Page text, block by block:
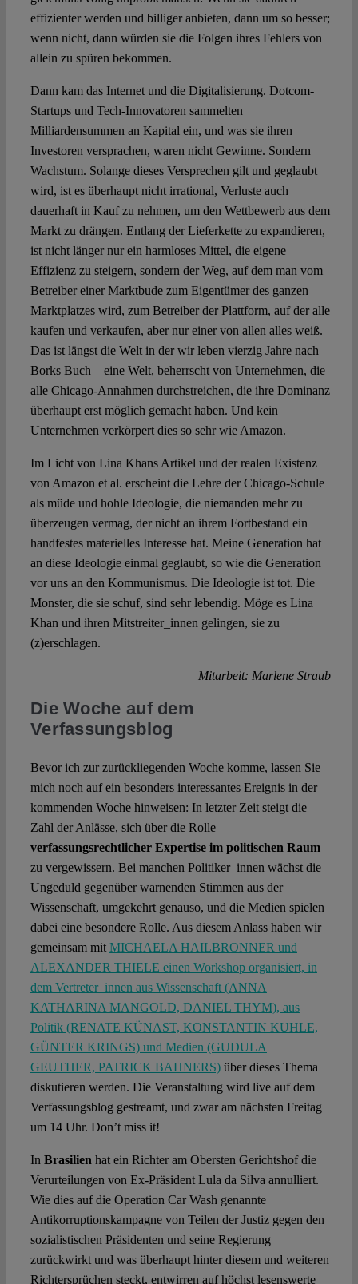
effizienter werden und billiger anbieten, dann um so besser;
wenn nicht, dann würden sie die Folgen ihres Fehlers von
allein zu spüren bekommen.
Dann kam das Internet und die Digitalisierung. Dotcom-
Startups und Tech-Innovatoren sammelten
Milliardensummen an Kapital ein, und was sie ihren
Investoren versprachen, waren nicht Gewinne. Sondern
Wachstum. Solange dieses Versprechen gilt und geglaubt
wird, ist es überhaupt nicht irrational, Verluste auch
dauerhaft in Kauf zu nehmen, um den Wettbewerb aus dem
Markt zu drängen. Entlang der Lieferkette zu expandieren,
ist nicht länger nur ein harmloses Mittel, die eigene
Effizienz zu steigern, sondern der Weg, auf dem man vom
Betreiber einer Marktbude zum Eigentümer des ganzen
Marktplatzes wird, zum Betreiber der Plattform, auf der alle
kaufen und verkaufen, aber nur einer von allen alles weiß.
Das ist längst die Welt in der wir leben vierzig Jahre nach
Borks Buch – eine Welt, beherrscht von Unternehmen, die
alle Chicago-Annahmen durchstreichen, die ihre Dominanz
überhaupt erst möglich gemacht haben. Und kein
Unternehmen verkörpert dies so sehr wie Amazon.
Im Licht von Lina Khans Artikel und der realen Existenz
von Amazon et al. erscheint die Lehre der Chicago-Schule
als müde und hohle Ideologie, die niemanden mehr zu
überzeugen vermag, der nicht an ihrem Fortbestand ein
handfestes materielles Interesse hat. Meine Generation hat
an diese Ideologie einmal geglaubt, so wie die Generation
vor uns an den Kommunismus. Die Ideologie ist tot. Die
Monster, die sie schuf, sind sehr lebendig. Möge es Lina
Khan und ihren Mitstreiter_innen gelingen, sie zu
(z)erschlagen.
Mitarbeit: Marlene Straub
Die Woche auf dem
Verfassungsblog
Bevor ich zur zurückliegenden Woche komme, lassen Sie
mich noch auf ein besonders interessantes Ereignis in der
kommenden Woche hinweisen: In letzter Zeit steigt die
Zahl der Anlässe, sich über die Rolle
verfassungsrechtlicher Expertise im politischen Raum
zu vergewissern. Bei manchen Politiker_innen wächst die
Ungeduld gegenüber warnenden Stimmen aus der
Wissenschaft, umgekehrt genauso, und die Medien spielen
dabei eine besondere Rolle. Aus diesem Anlass haben wir
gemeinsam mit MICHAELA HAILBRONNER und
ALEXANDER THIELE einen Workshop organisiert, in
dem Vertreter_innen aus Wissenschaft (ANNA
KATHARINA MANGOLD, DANIEL THYM), aus
Politik (RENATE KÜNAST, KONSTANTIN KUHLE,
GÜNTER KRINGS) und Medien (GUDULA
GEUTHER, PATRICK BAHNERS)über dieses Thema
diskutieren werden. Die Veranstaltung wird live auf dem
Verfassungsblog gestreamt, und zwar am nächsten Freitag
um 14 Uhr. Don’t miss it!
In Brasilien hat ein Richter am Obersten Gerichtshof die
Verurteilungen von Ex-Präsident Lula da Silva annulliert.
Wie dies auf die Operation Car Wash genannte
Antikorruptionskampagne von Teilen der Justiz gegen den
sozialistischen Präsidenten und seine Regierung
zurückwirkt und was überhaupt hinter diesem und weiteren
Richtersprüchen steckt, entwirren auf höchst lesenswerte